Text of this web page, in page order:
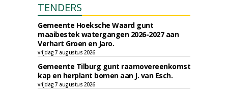
TENDERS
Gemeente Hoeksche Waard gunt
maaibestek watergangen 2026-2027 aan
Verhart Groen en Jaro.
vrijdag 7 augustus 2026
Gemeente Tilburg gunt raamovereenkomst
kap en herplant bomen aan J. van Esch.
vrijdag 7 augustus 2026